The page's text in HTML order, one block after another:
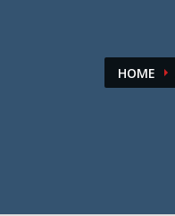
HOME